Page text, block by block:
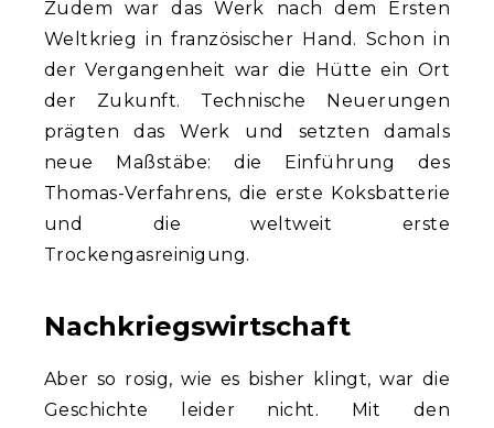
Zudem war das Werk nach dem Ersten
Weltkrieg in französischer Hand. Schon in
der Vergangenheit war die Hütte ein Ort
der Zukunft. Technische Neuerungen
prägten das Werk und setzten damals
neue Maßstäbe: die Einführung des
Thomas-Verfahrens, die erste Koksbatterie
und die weltweit erste
Trockengasreinigung.
Nachkriegswirtschaft
Aber so rosig, wie es bisher klingt, war die
Geschichte leider nicht. Mit den